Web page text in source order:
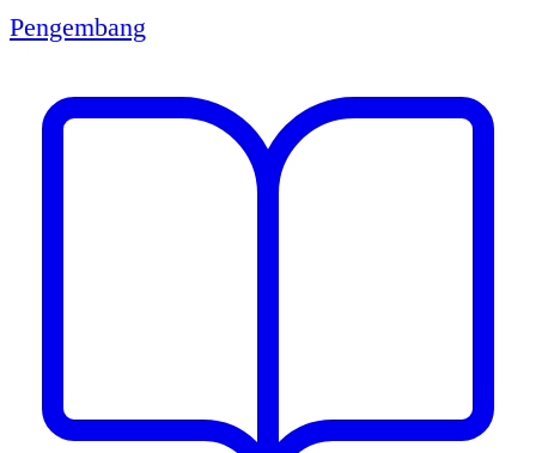
Pengembang